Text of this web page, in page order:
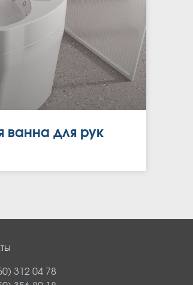
ванна для рук
312 04 78